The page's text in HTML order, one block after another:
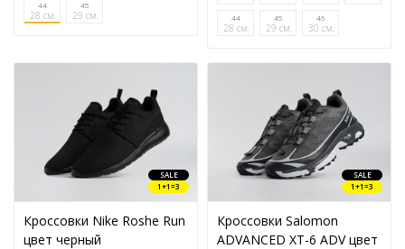
44
28 см.
45
29 см. 44
28 см.
45
29 см.
46
30 см.
SALE
1+1=3
Кроссовки Nike Roshe Run
цвет черный
SALE
1+1=3
Кроссовки Salomon
ADVANCED XT-6 ADV цвет